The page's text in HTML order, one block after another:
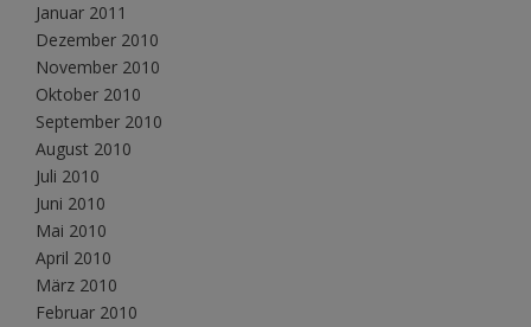
Januar 2011
Dezember 2010
November 2010
Oktober 2010
September 2010
August 2010
Juli 2010
Juni 2010
Mai 2010
April 2010
März 2010
Februar 2010